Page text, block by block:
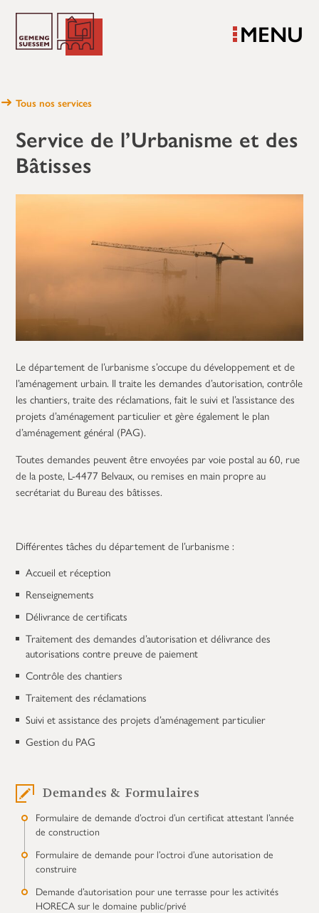
MENU
Tous nos services
Service de l’Urbanisme et des
Bâtisses
Le département de l’urbanisme s’occupe du développement et de
l’aménagement urbain. Il traite les demandes d’autorisation, contrôle
les chantiers, traite des réclamations, fait le suivi et l’assistance des
projets d’aménagement particulier et gère également le plan
d’aménagement général (PAG).
Toutes demandes peuvent être envoyées par voie postal au 60, rue
de la poste, L-4477 Belvaux, ou remises en main propre au
secrétariat du Bureau des bâtisses.
Différentes tâches du département de l’urbanisme :
Accueil et réception
Renseignements
Délivrance de certificats
Traitement des demandes d’autorisation et délivrance des
autorisations contre preuve de paiement
Contrôle des chantiers
Traitement des réclamations
Suivi et assistance des projets d’aménagement particulier
Gestion du PAG
Demandes & Formulaires
Formulaire de demande d’octroi d’un certificat attestant l’année
de construction
Formulaire de demande pour l’octroi d’une autorisation de
construire
Demande d’autorisation pour une terrasse pour les activités
HORECA sur le domaine public/privé